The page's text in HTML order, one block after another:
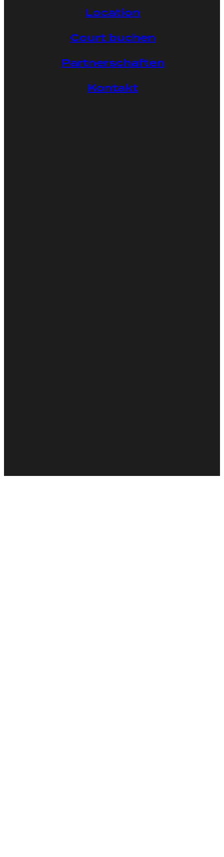
Location
Court buchen
Partnerschaften
Kontakt